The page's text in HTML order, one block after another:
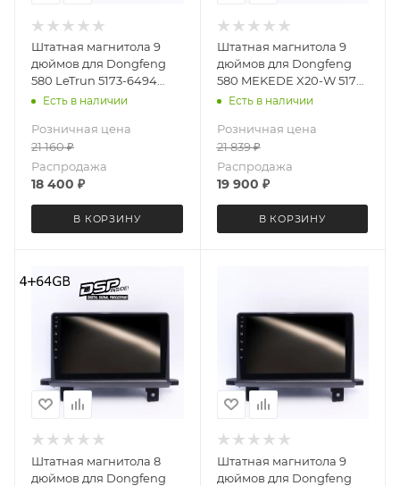
Штатная магнитола 9
дюймов для Dongfeng
580 LeTrun 5173-6494
Android 12 UIS8581A
Есть в наличии
Розничная цена
21 160₽
Распродажа
18 400 ₽
В КОРЗИНУ
Штатная магнитола 9
дюймов для Dongfeng
580 MEKEDE X20-W 5173-
6829 Android 13 4+64 Gb
Есть в наличии
Розничная цена
21 839₽
Распродажа
19 900 ₽
В КОРЗИНУ
Штатная магнитола 8
дюймов для Dongfeng
Штатная магнитола 9
дюймов для Dongfeng